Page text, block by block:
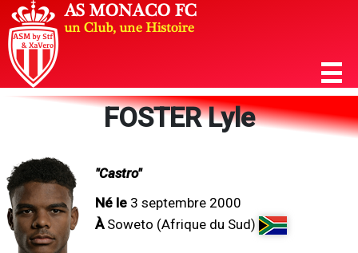
FOSTER Lyle
"Castro"
Né le 3 septembre 2000
ÀSoweto (Afrique du Sud)